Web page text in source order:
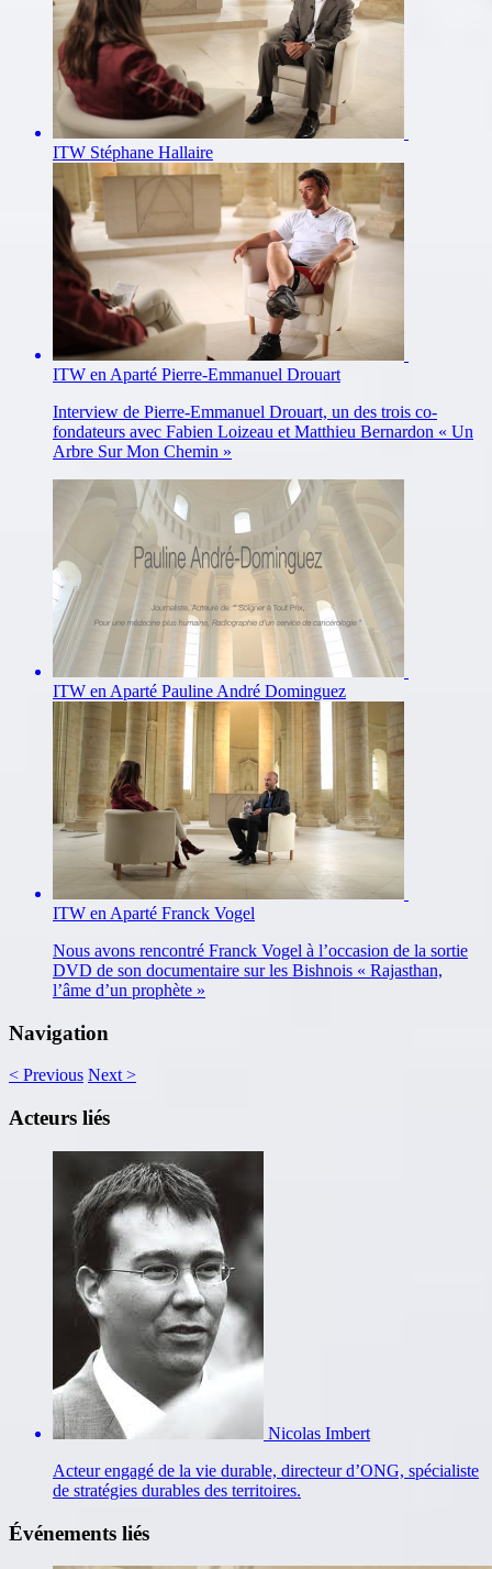
ITW Stéphane Hallaire
ITW en Aparté Pierre-Emmanuel Drouart
Interview de Pierre-Emmanuel Drouart, un des trois co-
fondateurs avec Fabien Loizeau et Matthieu Bernardon « Un
Arbre Sur Mon Chemin »
ITW en Aparté Pauline André Dominguez
ITW en Aparté Franck Vogel
Nous avons rencontré Franck Vogel à l’occasion de la sortie
DVD de son documentaire sur les Bishnois « Rajasthan,
l’âme d’un prophète »
Navigation
< Previous Next >
Acteurs liés
Nicolas Imbert
Acteur engagé de la vie durable, directeur d’ONG, spécialiste
de stratégies durables des territoires.
Événements liés